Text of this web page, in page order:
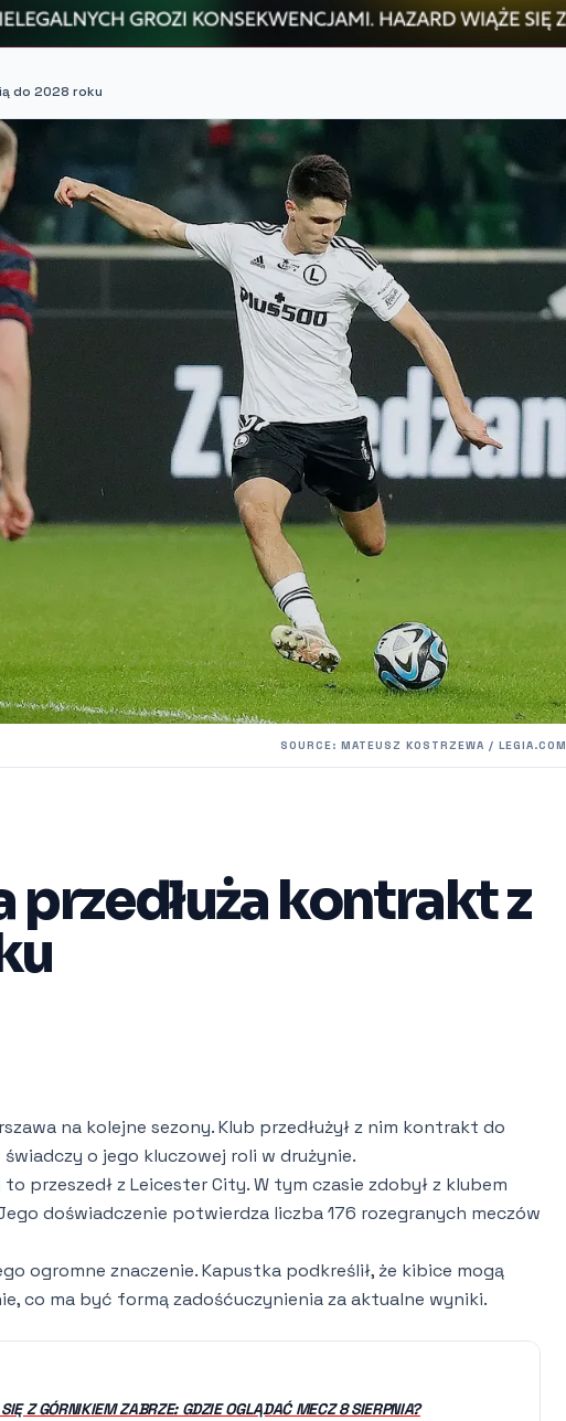
do 2028 roku
SOURCE: MATEUSZ KOSTRZEWA / LEGIA.COM
kontrakt z
na kolejne sezony. Klub przedłużył z nim kontrakt do
o jego kluczowej roli w drużynie.
przeszedł z Leicester City. W tym czasie zdobył z klubem
doświadczenie potwierdza liczba 176 rozegranych meczów
ogromne znaczenie. Kapustka podkreślił, że kibice mogą
co ma być formą zadośćuczynienia za aktualne wyniki.
Z GÓRNIKIEM ZABRZE: GDZIE OGLĄDAĆ MECZ 8 SIERPNIA?